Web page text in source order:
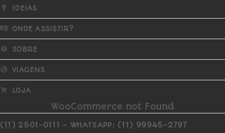
IDEIAS
ONDE ASSISTIR?
SOBRE
VIAGENS
LOJA
WooCommerce not Found
(11) 2501-0111 - WHATSAPP: (11) 99945-2797